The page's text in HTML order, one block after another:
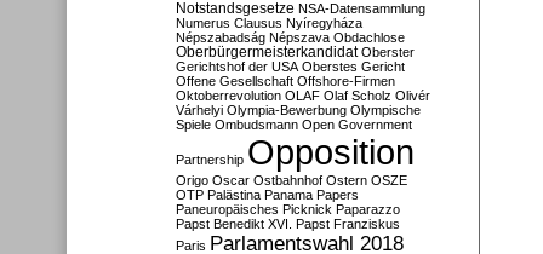
Notstandsgesetze NSA-Datensammlung
Numerus Clausus Nyíregyháza
Népszabadság Népszava Obdachlose
Oberbürgermeisterkandidat Oberster
Gerichtshof der USA Oberstes Gericht
Offene Gesellschaft Offshore-Firmen
Oktoberrevolution OLAF Olaf Scholz Olivér
Várhelyi Olympia-Bewerbung Olympische
Spiele Ombudsmann Open Government
Partnership Opposition
Origo Oscar Ostbahnhof Ostern OSZE
OTP Palästina Panama Papers
Paneuropäisches Picknick Paparazzo
Papst Benedikt XVI. Papst Franziskus
Paris Parlamentswahl 2018